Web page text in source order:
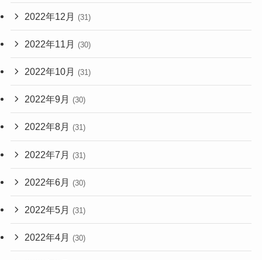
2022年12月 (31)
2022年11月 (30)
2022年10月 (31)
2022年9月 (30)
2022年8月 (31)
2022年7月 (31)
2022年6月 (30)
2022年5月 (31)
2022年4月 (30)